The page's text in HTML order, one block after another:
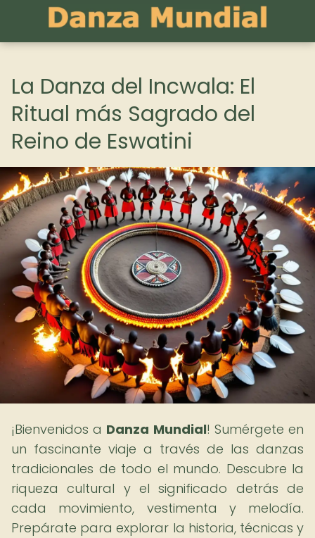
La Danza del Incwala: El
Ritual más Sagrado del
Reino de Eswatini
¡Bienvenidos a Danza Mundial! Sumérgete en
un fascinante viaje a través de las danzas
tradicionales de todo el mundo. Descubre la
riqueza cultural y el significado detrás de
cada movimiento, vestimenta y melodía.
Prepárate para explorar la historia, técnicas y